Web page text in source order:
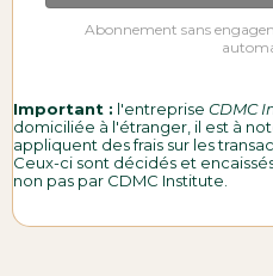
Abonnement sans
Important : l'entreprise CDMC
domiciliée à l'étranger, il est à
appliquent des frais sur les
Ceux-ci sont décidés et
non pas par CDMC Institute.